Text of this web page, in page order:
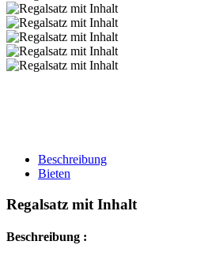
Beschreibung
Bieten
Regalsatz mit Inhalt
Beschreibung :